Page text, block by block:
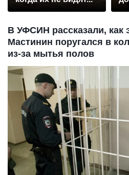
В УФСИН рассказали, как
Мастинин поругался в
из-за мытья полов